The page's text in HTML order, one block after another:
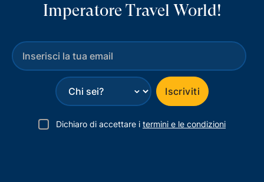
Imperatore Travel World!
⌄ Iscriviti
Dichiaro di accettare i termini e le condizioni